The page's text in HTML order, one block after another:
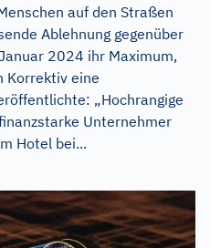
auf den Straßen
Ablehnung gegenüber
2024 ihr Maximum,
Korrektiv eine
„Hochrangige
Unternehmer
Hotel bei...